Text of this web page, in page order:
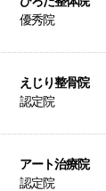
優秀院
えじり整骨院
認定院
アート治療院
認定院